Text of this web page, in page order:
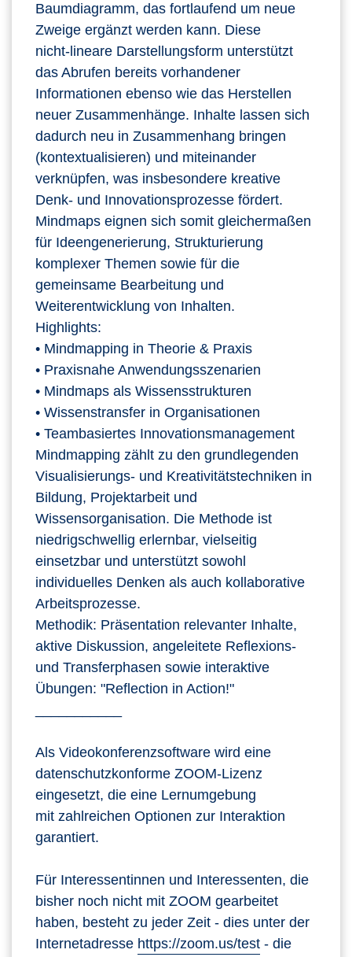
Baumdiagramm, das fortlaufend um neue
Zweige ergänzt werden kann. Diese
nicht‑lineare Darstellungsform unterstützt
das Abrufen bereits vorhandener
Informationen ebenso wie das Herstellen
neuer Zusammenhänge. Inhalte lassen sich
dadurch neu in Zusammenhang bringen
(kontextualisieren) und miteinander
verknüpfen, was insbesondere kreative
Denk‑ und Innovationsprozesse fördert.
Mindmaps eignen sich somit gleichermaßen
für Ideengenerierung, Strukturierung
komplexer Themen sowie für die
gemeinsame Bearbeitung und
Weiterentwicklung von Inhalten.
Highlights:
• Mindmapping in Theorie & Praxis
• Praxisnahe Anwendungsszenarien
• Mindmaps als Wissensstrukturen
• Wissenstransfer in Organisationen
• Teambasiertes Innovationsmanagement
Mindmapping zählt zu den grundlegenden
Visualisierungs- und Kreativitätstechniken in
Bildung, Projektarbeit und
Wissensorganisation. Die Methode ist
niedrigschwellig erlernbar, vielseitig
einsetzbar und unterstützt sowohl
individuelles Denken als auch kollaborative
Arbeitsprozesse.
Methodik: Präsentation relevanter Inhalte,
aktive Diskussion, angeleitete Reflexions-
und Transferphasen sowie interaktive
Übungen: "Reflection in Action!"
Als Videokonferenzsoftware wird eine
datenschutzkonforme ZOOM-Lizenz
eingesetzt, die eine Lernumgebung
mit zahlreichen Optionen zur Interaktion
garantiert.
Für Interessentinnen und Interessenten, die
bisher noch nicht mit ZOOM gearbeitet
haben, besteht zu jeder Zeit - dies unter der
Internetadresse https://zoom.us/test - die